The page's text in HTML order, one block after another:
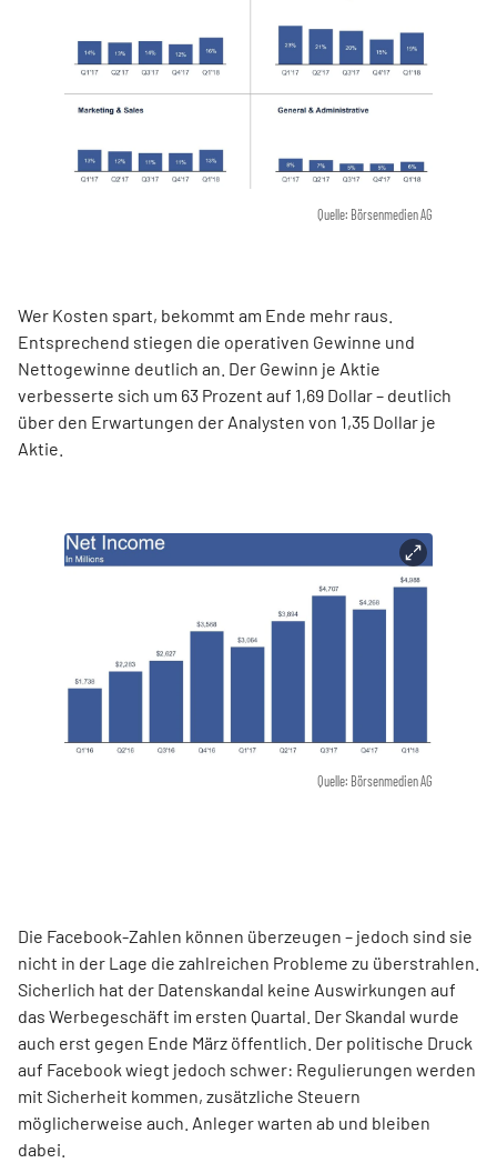
Quelle: Börsenmedien AG
Wer Kosten spart, bekommt am Ende mehr raus.
Entsprechend stiegen die operativen Gewinne und
Nettogewinne deutlich an. Der Gewinn je Aktie
verbesserte sich um 63 Prozent auf 1,69 Dollar – deutlich
über den Erwartungen der Analysten von 1,35 Dollar je
Aktie.
Quelle: Börsenmedien AG
Die Facebook-Zahlen können überzeugen – jedoch sind sie
nicht in der Lage die zahlreichen Probleme zu überstrahlen.
Sicherlich hat der Datenskandal keine Auswirkungen auf
das Werbegeschäft im ersten Quartal. Der Skandal wurde
auch erst gegen Ende März öffentlich. Der politische Druck
auf Facebook wiegt jedoch schwer: Regulierungen werden
mit Sicherheit kommen, zusätzliche Steuern
möglicherweise auch. Anleger warten ab und bleiben
dabei.